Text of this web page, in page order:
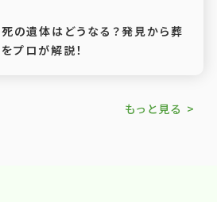
の遺体はどうなる？発見から葬
プロが解説！
もっと見る >